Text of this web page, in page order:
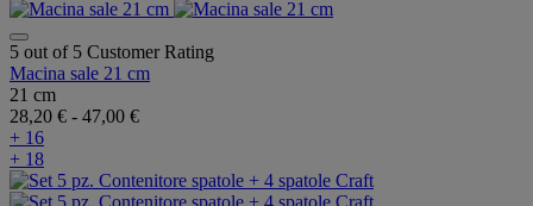
5 out of 5 Customer Rating
Macina sale 21 cm
21 cm
28,20 € - 47,00 €
+ 16
+ 18